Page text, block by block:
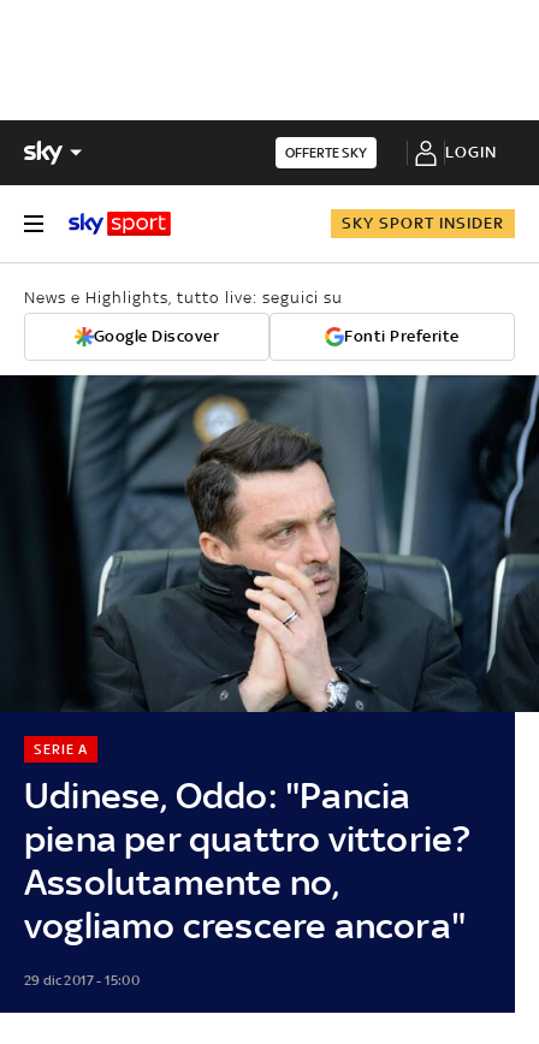
OFFERTE SKY LOGIN
SKY SPORT INSIDER
News e Highlights, tutto live: seguici su
Google Discover Fonti Preferite
Udinese, Oddo: "Pancia
piena per quattro vittorie?
Assolutamente no,
vogliamo crescere ancora"
SERIE A
29 dic 2017 - 15:00